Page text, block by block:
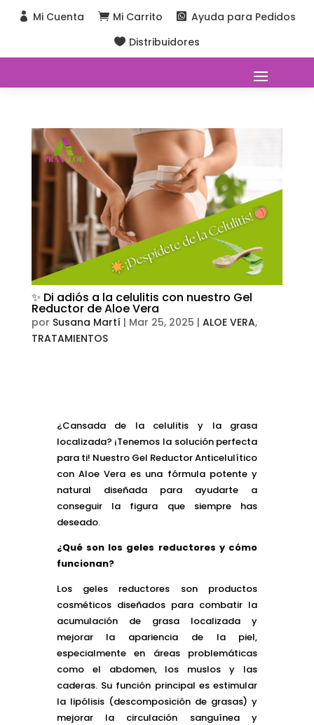
 Mi Cuenta  Mi Carrito  Ayuda para Pedidos
 Distribuidores
✨ Di adiós a la celulitis con nuestro Gel
Reductor de Aloe Vera
por Susana Martí| Mar 25, 2025 | ALOE VERA,
TRATAMIENTOS
¿Cansada de la celulitis y la grasa
localizada? ¡Tenemos la solución perfecta
para ti! Nuestro Gel Reductor Anticelulítico
con Aloe Vera es una fórmula potente y
natural diseñada para ayudarte a
conseguir la figura que siempre has
deseado.
¿Qué son los geles reductores y cómo
funcionan?
Los geles reductores son productos
cosméticos diseñados para combatir la
acumulación de grasa localizada y
mejorar la apariencia de la piel,
especialmente en áreas problemáticas
como el abdomen, los muslos y las
caderas. Su función principal es estimular
la lipólisis (descomposición de grasas) y
mejorar la circulación sanguínea y